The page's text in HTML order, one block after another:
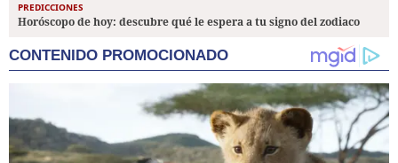
PREDICCIONES
Horóscopo de hoy: descubre qué le espera a tu signo del zodiaco
CONTENIDO PROMOCIONADO